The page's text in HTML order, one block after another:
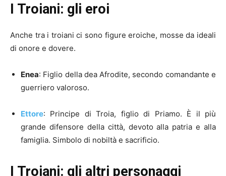
I Troiani: gli eroi
Anche tra i troiani ci sono figure eroiche, mosse da ideali
di onore e dovere.
Enea: Figlio della dea Afrodite, secondo comandante e
guerriero valoroso.
Ettore: Principe di Troia, figlio di Priamo. È il più
grande difensore della città, devoto alla patria e alla
famiglia. Simbolo di nobiltà e sacrificio.
I Troiani: gli altri personaggi